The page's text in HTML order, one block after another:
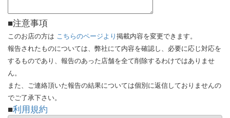
■注意事項
このお店の方は こちらのページより掲載内容を変更できます。
報告されたものについては、弊社にて内容を確認し、必要に応じ対応を
するものであり、報告のあった店舗を全て削除するわけではありませ
ん。
また、ご連絡頂いた報告の結果については個別に返信しておりませんの
でご了承下さい。
■利用規約